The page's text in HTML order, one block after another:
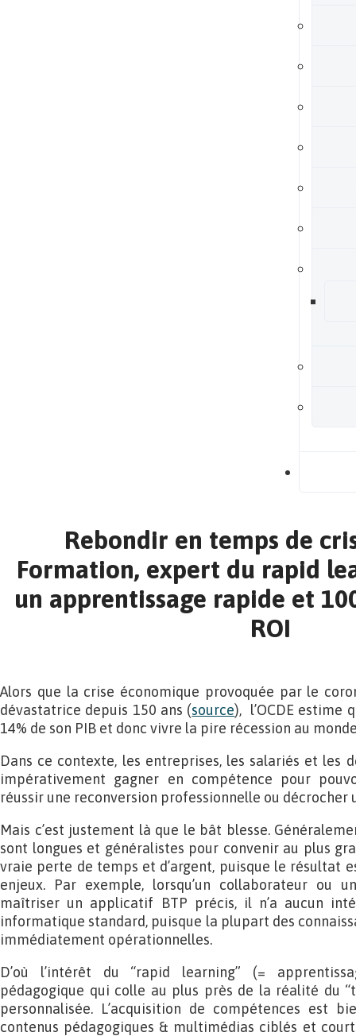
Rebondir en temps de
Formation, expert du rapid
un apprentissage rapide et
ROI
Alors que la crise économique provoquée par le
dévastatrice depuis 150 ans (source), l’OCDE estime
14% de son PIB et donc vivre la pire récession au
Dans ce contexte, les entreprises, les salariés et les
impérativement gagner en compétence pour
réussir une reconversion professionnelle ou décrocher
Mais c’est justement là que le bât blesse.
sont longues et généralistes pour convenir au plus
vraie perte de temps et d’argent, puisque le résultat
enjeux. Par exemple, lorsqu’un collaborateur ou
maîtriser un applicatif BTP précis, il n’a aucun
informatique standard, puisque la plupart des
immédiatement opérationnelles.
D’où l’intérêt du “rapid learning” (=
pédagogique qui colle au plus près de la réalité du
personnalisée. L’acquisition de compétences est
contenus pédagogiques & multimédias ciblés et